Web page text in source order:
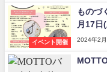
イベント開催
ものづ
月17日
2024年2月